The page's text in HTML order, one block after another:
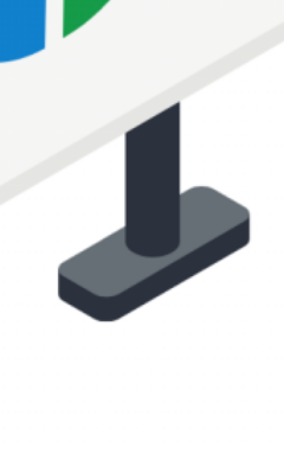
continua, nos ocupamos de
ajustado para
de tu cuenta de Google Ads
las pujas y analizar el
impresiones, clics y el costo por
clave seleccionadas.
garantizar que las campañas
establecidos, sino que también
para tu negocio. Además, te